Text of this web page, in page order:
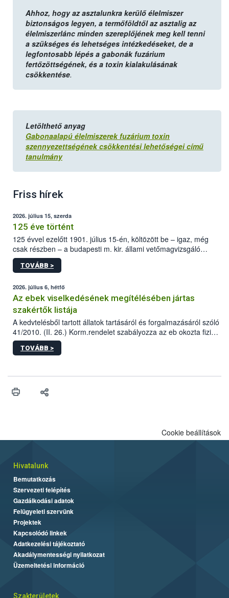
Ahhoz, hogy az asztalunkra kerülő élelmiszer
biztonságos legyen, a termőföldtől az asztalig az
élelmiszerlánc minden szereplőjének meg kell tenni
a szükséges és lehetséges intézkedéseket, de a
legfontosabb lépés a gabonák fuzárium
fertőzöttségének, és a toxin kialakulásának
csökkentése.
Letölthető anyag
Gabonaalapú élelmiszerek fuzárium toxin
szennyezettségének csökkentési lehetőségei című
tanulmány
Friss hírek
2026. július 15, szerda
125 éve történt
125 évvel ezelőtt 1901. július 15-én, költözött be – igaz, még
csak részben – a budapesti m. kir. állami vetőmagvizsgáló
állomás a Kis Rókus utca 15. szám alatti, Czigler Győző által
tervezett új épületébe.
TOVÁBB >
2026. július 6, hétfő
Az ebek viselkedésének megítélésében jártas
szakértők listája
A kedvtelésből tartott állatok tartásáról és forgalmazásáról szóló
41/2010. (II. 26.) Korm.rendelet szabályozza az eb okozta fizikai
sérülés, illetve ennek veszélye keletkezésekor felmerülő
hatósági feladatokat, valamint a veszélyes eb tartását és annak
TOVÁBB >
Cookie beállítások
Hivatalunk
Bemutatkozás
Szervezeti felépítés
Gazdálkodási adatok
Felügyeleti szervünk
Projektek
Kapcsolódó linkek
Adatkezelési tájékoztató
Akadálymentességi nyilatkozat
Üzemeltetési információ
Szakterületek